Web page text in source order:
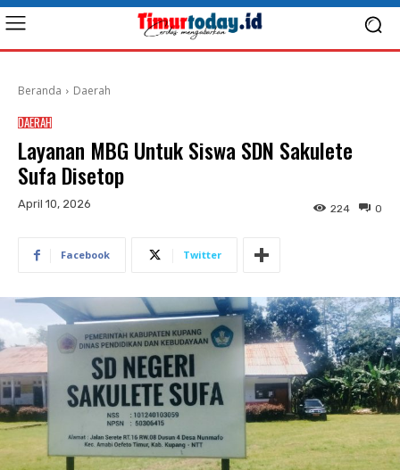
Beranda Daerah
DAERAH
Layanan MBG Untuk Siswa SDN Sakulete
Sufa Disetop
April 10, 2026 0
224
Facebook Twitter